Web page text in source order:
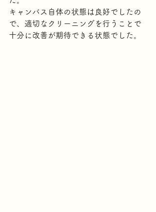
キャンバス自体の状態は良好でしたの
で、適切なクリーニングを行うことで
十分に改善が期待できる状態でした。